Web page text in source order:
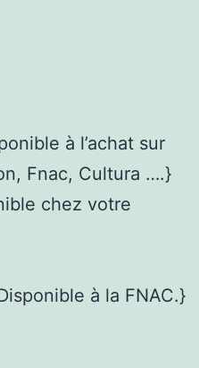
à l’achat sur
Fnac, Cultura ….}
chez votre
à la FNAC.}